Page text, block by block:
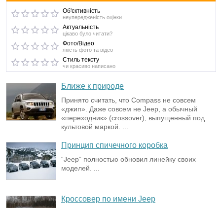
Об'єктивність
неупередженість оцінки
Актуальність
цікаво було читати?
Фото/Відео
якість фото та відео
Стиль тексту
чи красиво написано
Ближе к природе
Принято считать, что Compass не совсем
«джип». Даже совсем не Jeep, а обычный
«переходник» (crossover), выпущенный под
культовой маркой. ...
Принцип спичечного коробка
“Jeep” полностью обновил линейку своих
моделей. ...
Кроссовер по имени Jeep